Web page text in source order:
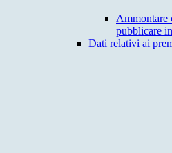
Ammontare
pubblicare
Dati relativi ai